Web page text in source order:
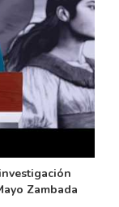
Zambada